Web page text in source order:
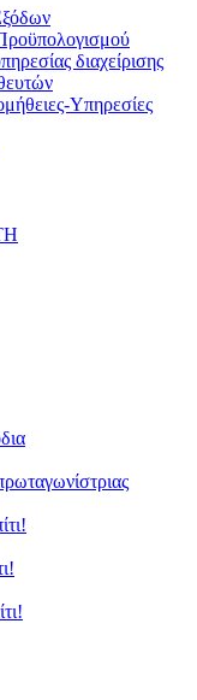
διαχείρισης
Υπηρεσίες